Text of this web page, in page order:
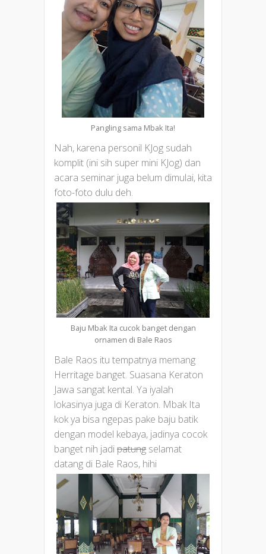
Pangling sama Mbak Ita!
Nah, karena personil KJog sudah
komplit (ini sih super mini KJog) dan
acara seminar juga belum dimulai, kita
foto-foto dulu deh.
Baju Mbak Ita cucok banget dengan
ornamen di Bale Raos
Bale Raos itu tempatnya memang
Herritage banget. Suasana Keraton
Jawa sangat kental. Ya iyalah
lokasinya juga di Keraton. Mbak Ita
kok ya bisa ngepas pake baju batik
dengan model kebaya, jadinya cocok
banget nih jadipatung selamat
datang di Bale Raos, hihi